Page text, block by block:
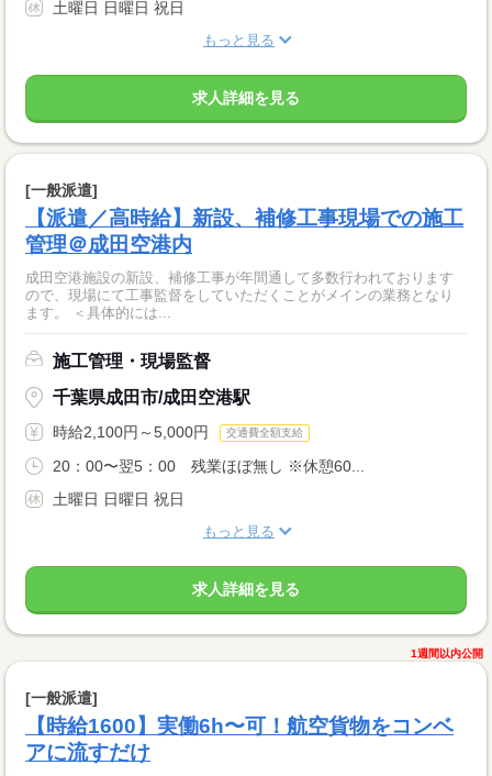
土曜日 日曜日 祝日
もっと見る
求人詳細を見る
[一般派遣]
【派遣／高時給】新設、補修工事現場での施工
管理＠成田空港内
成田空港施設の新設、補修工事が年間通して多数行われております
ので、現場にて工事監督をしていただくことがメインの業務となり
ます。 ＜具体的には...
施工管理・現場監督
千葉県成田市/成田空港駅
時給2,100円～5,000円 交通費全額支給
20：00〜翌5：00 残業ほぼ無し ※休憩60...
土曜日 日曜日 祝日
もっと見る
求人詳細を見る
1週間以内公開
[一般派遣]
【時給1600】実働6h〜可！航空貨物をコンベ
アに流すだけ